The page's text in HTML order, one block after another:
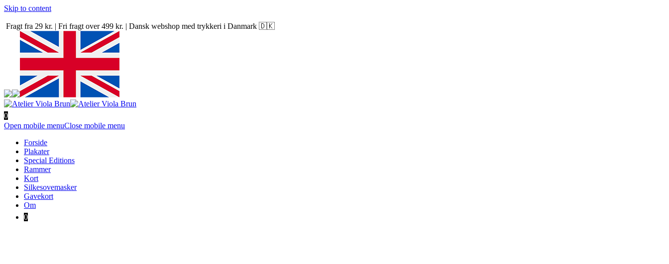
Skip to content
Fragt fra 29 kr. | Fri fragt over 499 kr. | Dansk webshop med trykkeri i Danmark 🇩🇰
0
Open mobile menuClose mobile menu
Forside
Plakater
Special Editions
Rammer
Kort
Silkesovemasker
Gavekort
Om
0